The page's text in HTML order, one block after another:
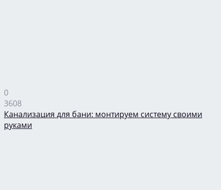
0
3608
Канализация для бани: монтируем систему своими
руками